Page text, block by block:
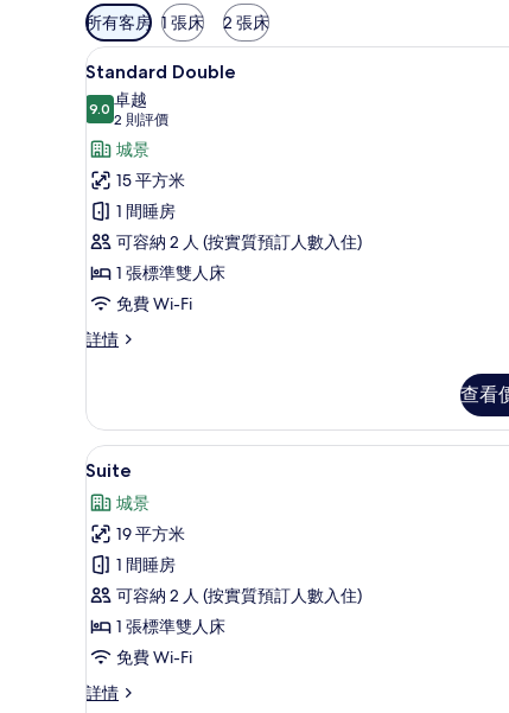
可
用
嘅
客
房
篩
選
條
件
所有客房 1 張床 2 張床
載
入
所
有
Standard
Double
的
相
片
Standard Double | 高級寢
10
Standard Double
9.09.0 分，滿分 10 分
卓越
2 則評價
(2
則
評
價)
城景
15 平方米
1 間睡房
可容納 2 人 (按實質預訂人數入住)
1 張標準雙人床
免費 Wi-Fi
詳情
Standard
查看
載
入
所
有
Suite
的
相
片
Suite | 高級寢具、羽絨被
9
Suite
城景
19 平方米
1 間睡房
可容納 2 人 (按實質預訂人數入住)
1 張標準雙人床
免費 Wi-Fi
詳情
Suite